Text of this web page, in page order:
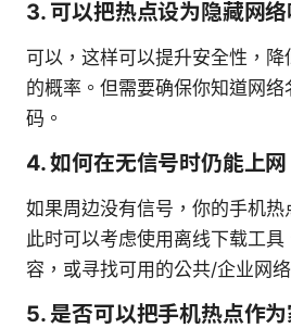
3. 可以把热点设为隐藏网络
可以，这样可以提升安全性，
的概率。但需要确保你知道网络
码。
4. 如何在无信号时仍能上网
如果周边没有信号，你的手机热
此时可以考虑使用离线下载工
容，或寻找可用的公共/企业网络
5. 是否可以把手机热点作为